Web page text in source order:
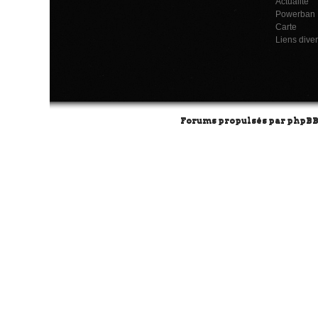
Powerban
Carte
Liens
Forums propulsés par phpBB